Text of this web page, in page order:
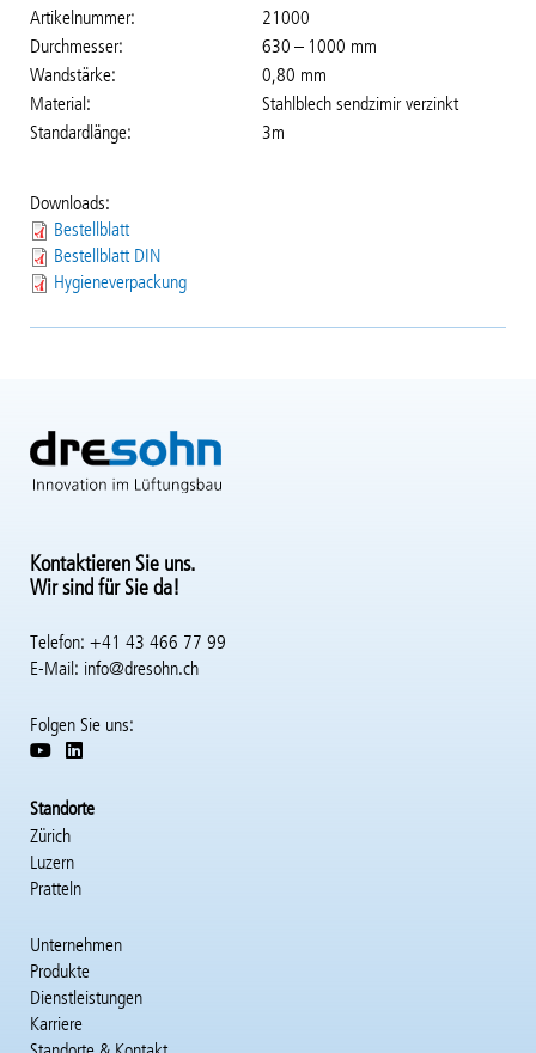
Artikelnummer
21000
Durchmesser
630 – 1000 mm
Wandstärke
0,80 mm
Material
Stahlblech sendzimir verzinkt
Standardlänge
3m
Downloads:
Bestellblatt
Bestellblatt DIN
Hygieneverpackung
Kontaktieren Sie uns.
Wir sind für Sie da!
Telefon: +41 43 466 77 99
E-Mail: info@dresohn.ch
Folgen Sie uns:
Standorte
Zürich
Luzern
Pratteln
Hauptnavigation
Unternehmen
Produkte
Dienstleistungen
Karriere